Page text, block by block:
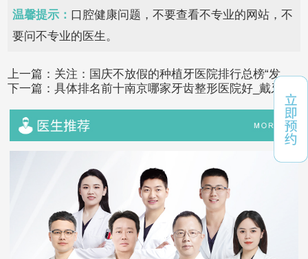
温馨提示： 口腔健康问题，不要查看不专业的网站，不
要问不专业的医生。
上一篇： 关注：国庆不放假的种植牙医院排行总榜“发
布”南京茀莱堡口腔_门牙掉了能种植牙吗
下一篇：具体排名前十南京哪家牙齿整形医院好_戴牙套